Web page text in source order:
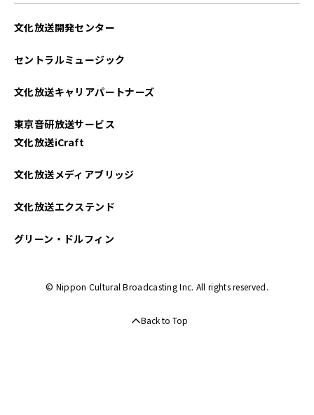
文化放送開発センター
セントラルミュージック
文化放送キャリアパートナーズ
東京音研放送サービス
文化放送iCraft
文化放送メディアブリッジ
文化放送エクステンド
グリーン・ドルフィン
© Nippon Cultural Broadcasting Inc. All rights reserved.
Back to Top